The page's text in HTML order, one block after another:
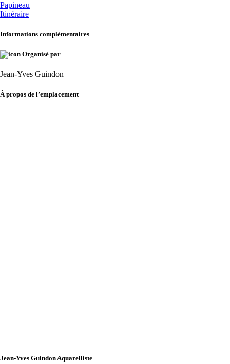
Papineau
Itinéraire
Informations complémentaires
Organisé par
Jean-Yves Guindon
À propos de l’emplacement
Jean-Yves Guindon Aquarelliste